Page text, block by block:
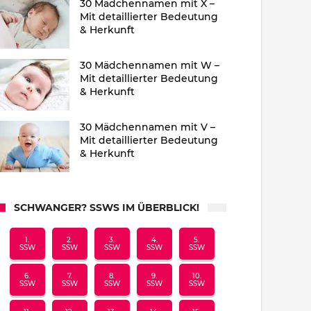
30 Mädchennamen mit X –
Mit detaillierter Bedeutung
& Herkunft
30 Mädchennamen mit W –
Mit detaillierter Bedeutung
& Herkunft
30 Mädchennamen mit V –
Mit detaillierter Bedeutung
& Herkunft
SCHWANGER? SSWS IM ÜBERBLICK!
1.
SSW
2.
SSW
3.
SSW
4.
SSW
5.
SSW
6.
SSW
7.
SSW
8.
SSW
9.
SSW
10.
SSW